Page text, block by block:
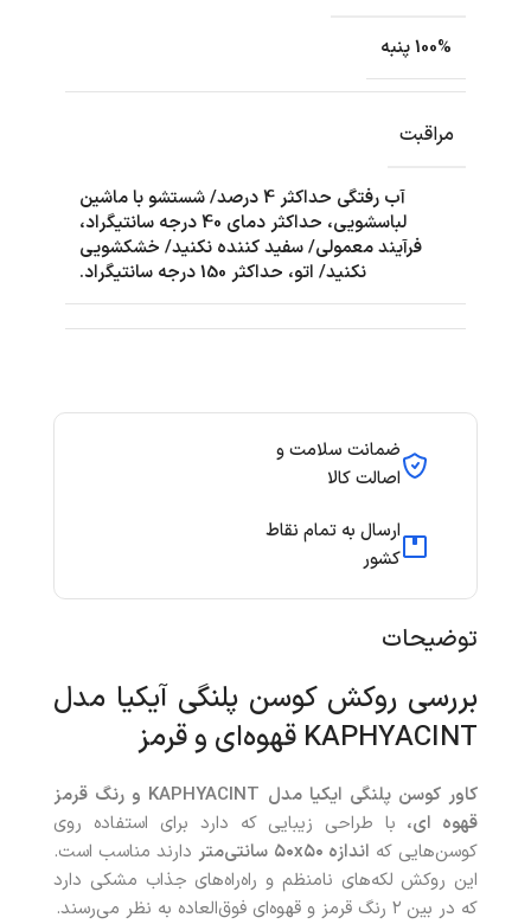
ضمانت سلامت و
اصالت کالا
ارسال به تمام نقاط
کشور
توضیحات
بررسی روکش کوسن پلنگی آیکیا مدل
KAPHYACINT قهوه‌ای و قرمز
کاور کوسن پلنگی ایکیا مدل KAPHYACINT و رنگ قرمز
قهوه ای، با طراحی زیبایی که دارد برای استفاده روی
کوسن‌هایی که اندازه ۵۰x۵۰ سانتی‌متر
دارند مناسب است.
این روکش لکه‌های نامنظم و راه‌راه‌های جذاب مشکی دارد
که در بین ۲ رنگ قرمز و قهوه‌ای فوق‌العاده به نظر می‌رسند.
100% پنبه
مراقبت
آب رفتگی حداکثر 4 درصد/ شستشو با ماشین
لباسشویی، حداکثر دمای 40 درجه سانتیگراد،
فرآیند معمولی/ سفید کننده نکنید/ خشکشویی
نکنید/ اتو، حداکثر 150 درجه سانتیگراد.